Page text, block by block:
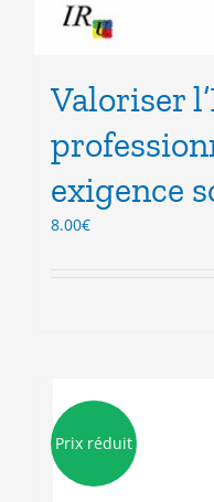
Valoriser
exigence
8.00€
Prix réduit